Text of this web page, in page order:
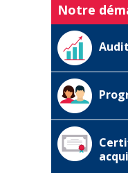
Notre